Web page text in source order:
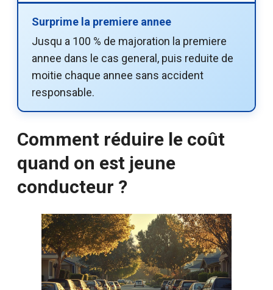
Surprime la premiere annee
Jusqu a 100 % de majoration la premiere
annee dans le cas general, puis reduite de
moitie chaque annee sans accident
responsable.
Comment réduire le coût
quand on est jeune
conducteur ?